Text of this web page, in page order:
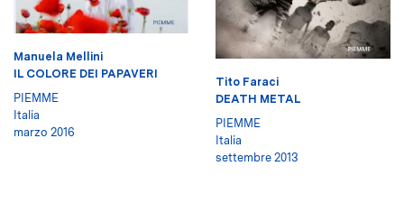
Manuela Mellini
IL COLORE DEI PAPAVERI
PIEMME
Italia
marzo 2016
Tito Faraci
DEATH METAL
PIEMME
Italia
settembre 2013